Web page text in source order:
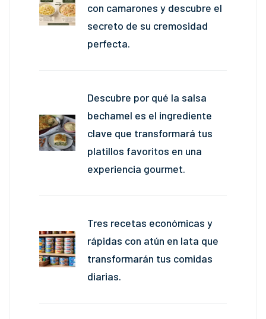
con camarones y descubre el
secreto de su cremosidad
perfecta.
Descubre por qué la salsa
bechamel es el ingrediente
clave que transformará tus
platillos favoritos en una
experiencia gourmet.
Tres recetas económicas y
rápidas con atún en lata que
transformarán tus comidas
diarias.